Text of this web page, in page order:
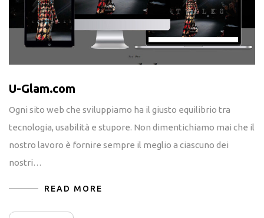
U-Glam.com
Ogni sito web che sviluppiamo ha il giusto equilibrio tra
tecnologia, usabilità e stupore. Non dimentichiamo mai che il
nostro lavoro è fornire sempre il meglio a ciascuno dei
nostri…
READ MORE